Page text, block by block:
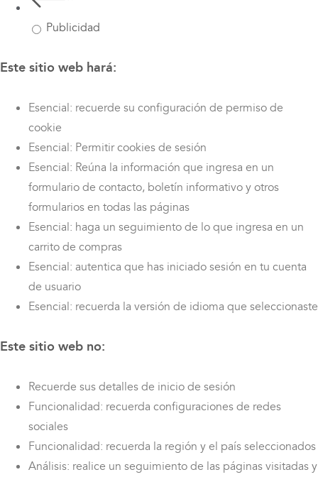
Publicidad
Este sitio web hará:
Esencial: recuerde su configuración de permiso de
cookie
Esencial: Permitir cookies de sesión
Esencial: Reúna la información que ingresa en un
formulario de contacto, boletín informativo y otros
formularios en todas las páginas
Esencial: haga un seguimiento de lo que ingresa en un
carrito de compras
Esencial: autentica que has iniciado sesión en tu cuenta
de usuario
Esencial: recuerda la versión de idioma que seleccionaste
Este sitio web no:
Recuerde sus detalles de inicio de sesión
Funcionalidad: recuerda configuraciones de redes
sociales
Funcionalidad: recuerda la región y el país seleccionados
Análisis: realice un seguimiento de las páginas visitadas y